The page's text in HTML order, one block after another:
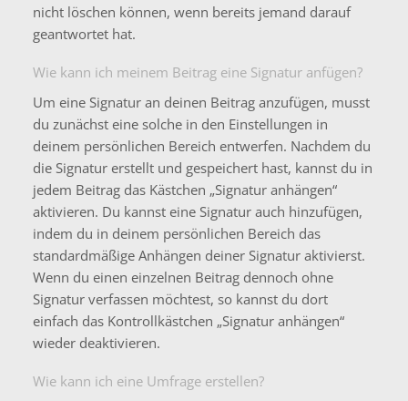
nicht löschen können, wenn bereits jemand darauf
geantwortet hat.
Wie kann ich meinem Beitrag eine Signatur anfügen?
Um eine Signatur an deinen Beitrag anzufügen, musst
du zunächst eine solche in den Einstellungen in
deinem persönlichen Bereich entwerfen. Nachdem du
die Signatur erstellt und gespeichert hast, kannst du in
jedem Beitrag das Kästchen „Signatur anhängen“
aktivieren. Du kannst eine Signatur auch hinzufügen,
indem du in deinem persönlichen Bereich das
standardmäßige Anhängen deiner Signatur aktivierst.
Wenn du einen einzelnen Beitrag dennoch ohne
Signatur verfassen möchtest, so kannst du dort
einfach das Kontrollkästchen „Signatur anhängen“
wieder deaktivieren.
Wie kann ich eine Umfrage erstellen?